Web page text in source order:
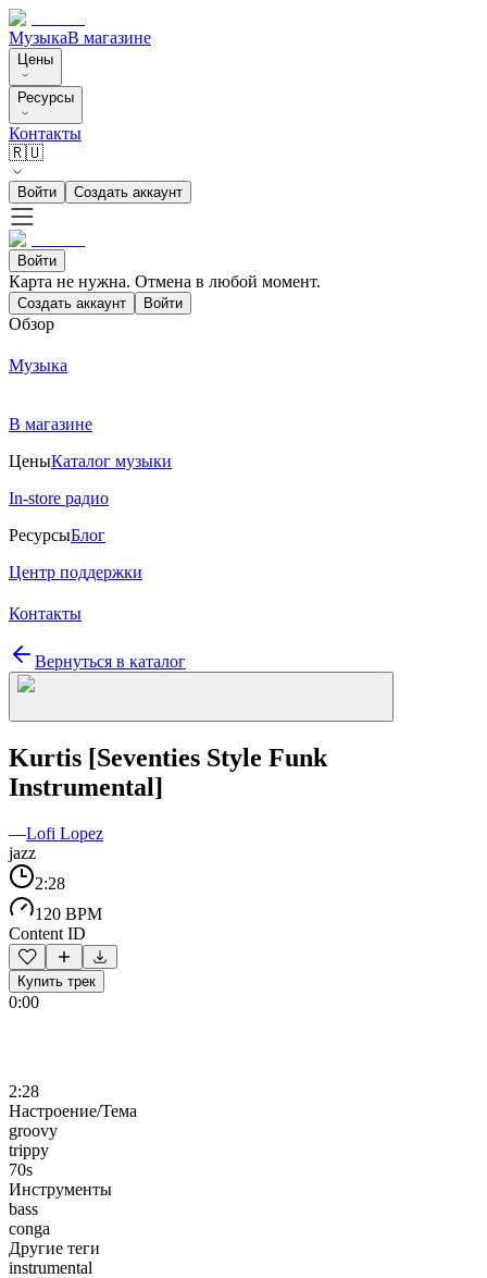
МузыкаВ магазине
Цены
Ресурсы
Контакты
🇷🇺
Войти Создать аккаунт
Войти
Карта не нужна. Отмена в любой момент.
Создать аккаунт Войти
Обзор
Музыка
В магазине
ЦеныКаталог музыки
In-store радио
РесурсыБлог
Центр поддержки
Контакты
Вернуться в каталог
Kurtis [Seventies Style Funk
Instrumental]
—Lofi Lopez
jazz
2:28
120 BPM
Content ID
Купить трек
0:00
2:28
Настроение/Тема
groovy
trippy
70s
Инструменты
bass
conga
Другие теги
instrumental